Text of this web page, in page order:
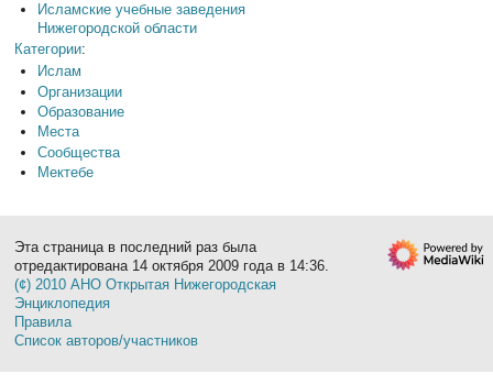
Исламские учебные заведения
Нижегородской области
Категории:
Ислам
Организации
Образование
Места
Сообщества
Мектебе
Эта страница в последний раз была
отредактирована 14 октября 2009 года в 14:36.
(¢) 2010 АНО Открытая Нижегородская
Энциклопедия
Правила
Список авторов/участников